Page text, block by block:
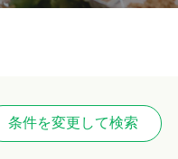
条件を変更して検索